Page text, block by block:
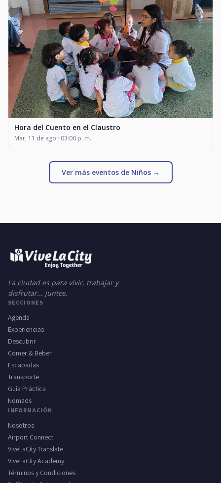
Hora del Cuento en el Claustro
Mar, 11 de ago · 03:00 p. m.
Ver más eventos de Niños →
La ciudad es para vivir, trabajar y
disfrutar... juntos.
SECCIONES
Agenda
Experiencias
Descubrir
Comer & Beber
Escapadas
Transporte
Guía Práctica
Nomads
INFORMACIÓN
Nosotros
Airport Connect
ViveLaCity Translate
ViveLaCity Academy
Términos y Condiciones